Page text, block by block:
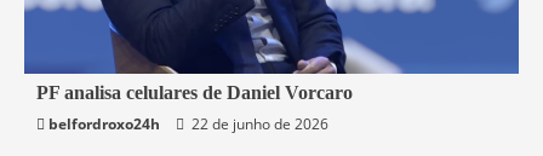
3 min read
Brasil
PF analisa celulares de Daniel Vorcaro
belfordroxo24h
22 de junho de 2026